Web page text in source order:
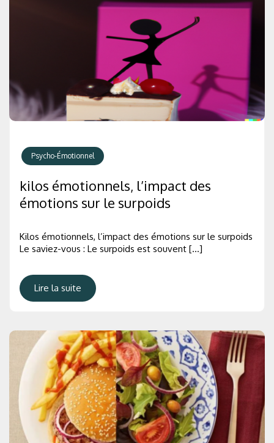
Psycho-Émotionnel
kilos émotionnels, l’impact des
émotions sur le surpoids
Kilos émotionnels, l’impact des émotions sur le surpoids
Le saviez-vous : Le surpoids est souvent […]
Lire la suite